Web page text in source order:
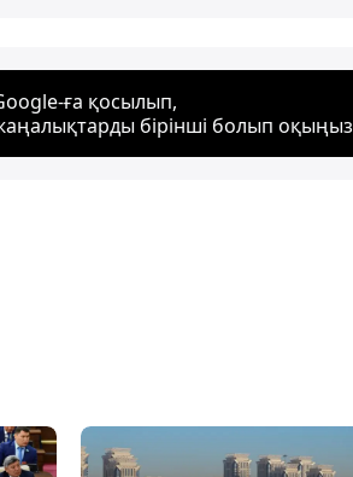
ға қосылып,
бірінші болып оқыңыз